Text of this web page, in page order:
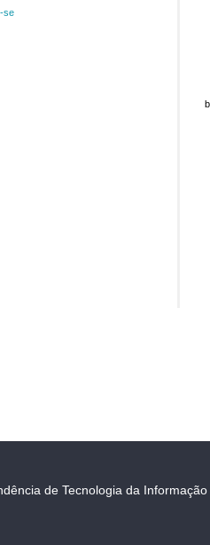
se
de Tecnologia da Informação